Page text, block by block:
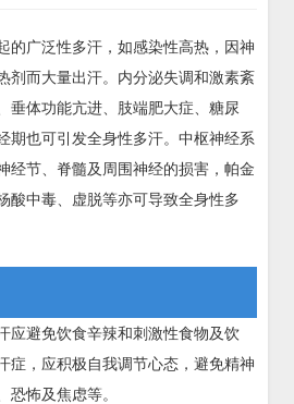
的广泛性多汗，如感染性高热，因神
剂而大量出汗。内分泌失调和激素紊
垂体功能亢进、肢端肥大症、糖尿
期也可引发全身性多汗。中枢神经系
经节、脊髓及周围神经的损害，帕金
酸中毒、虚脱等亦可导致全身性多
应避免饮食辛辣和刺激性食物及饮
症，应积极自我调节心态，避免精神
恐怖及焦虑等。